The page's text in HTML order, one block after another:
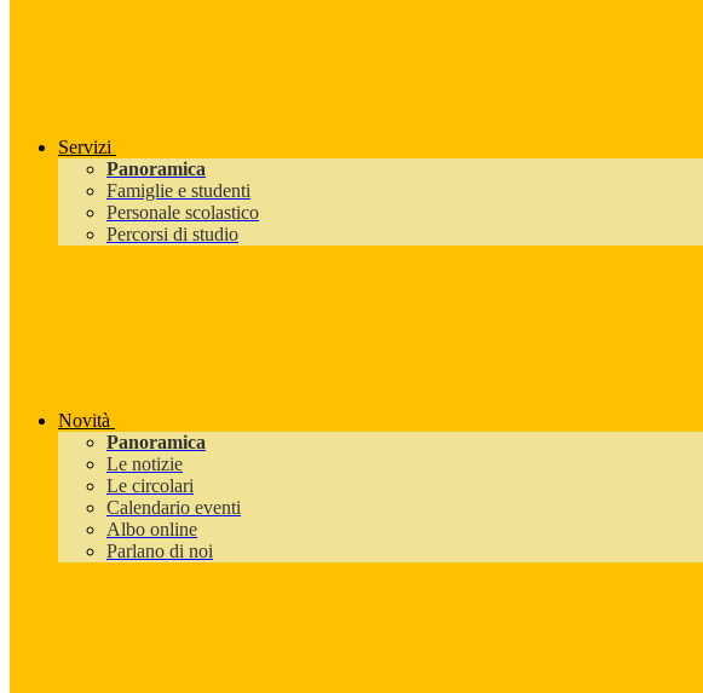
Servizi
Panoramica
Famiglie e studenti
Personale scolastico
Percorsi di studio
Novità
Panoramica
Le notizie
Le circolari
Calendario eventi
Albo online
Parlano di noi